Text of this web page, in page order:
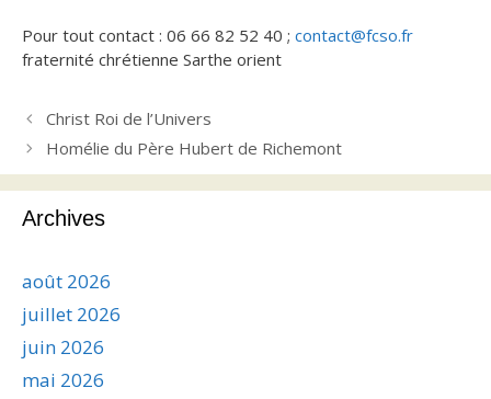
Pour tout contact : 06 66 82 52 40 ; contact@fcso.fr
fraternité chrétienne Sarthe orient
Christ Roi de l’Univers
Homélie du Père Hubert de Richemont
Archives
août 2026
juillet 2026
juin 2026
mai 2026